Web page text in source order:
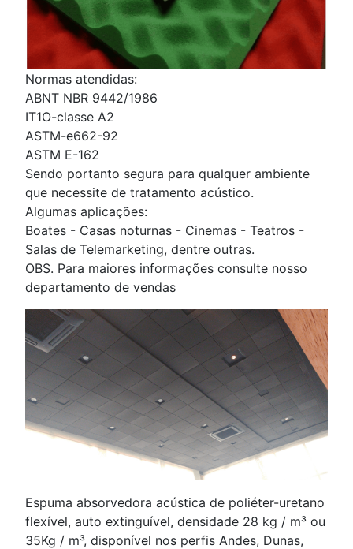
Normas atendidas:
ABNT NBR 9442/1986
IT1O-classe A2
ASTM-e662-92
ASTM E-162
Sendo portanto segura para qualquer ambiente
que necessite de tratamento acústico.
Algumas aplicações:
Boates - Casas noturnas - Cinemas - Teatros -
Salas de Telemarketing, dentre outras.
OBS. Para maiores informações consulte nosso
departamento de vendas
Espuma absorvedora acústica de poliéter-uretano
flexível, auto extinguível, densidade 28 kg / m³ ou
35Kg / m³, disponível nos perfis Andes, Dunas,